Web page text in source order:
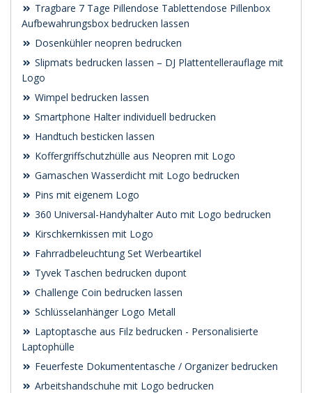
Tragbare 7 Tage Pillendose Tablettendose Pillenbox
Aufbewahrungsbox bedrucken lassen
Dosenkühler neopren bedrucken
Slipmats bedrucken lassen – DJ Plattentellerauflage mit
Logo
Wimpel bedrucken lassen
Smartphone Halter individuell bedrucken
Handtuch besticken lassen
Koffergriffschutzhülle aus Neopren mit Logo
Gamaschen Wasserdicht mit Logo bedrucken
Pins mit eigenem Logo
360 Universal-Handyhalter Auto mit Logo bedrucken
Kirschkernkissen mit Logo
Fahrradbeleuchtung Set Werbeartikel
Tyvek Taschen bedrucken dupont
Challenge Coin bedrucken lassen
Schlüsselanhänger Logo Metall
Laptoptasche aus Filz bedrucken - Personalisierte
Laptophülle
Feuerfeste Dokumententasche / Organizer bedrucken
Arbeitshandschuhe mit Logo bedrucken